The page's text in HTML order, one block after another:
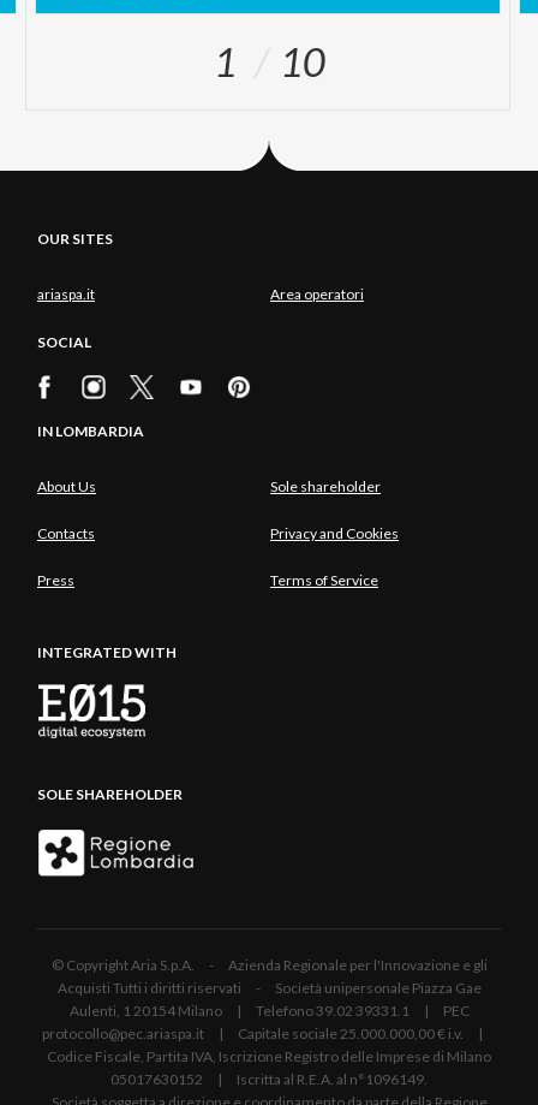
1 10
OUR SITES
ariaspa.it Area operatori
SOCIAL
IN LOMBARDIA
About Us Sole shareholder
Contacts Privacy and Cookies
Press Terms of Service
INTEGRATED WITH
SOLE SHAREHOLDER
© Copyright Aria S.p.A. - Azienda Regionale per l'Innovazione e gli
Acquisti Tutti i diritti riservati - Società unipersonale Piazza Gae
Aulenti, 1 20154 Milano | Telefono 39.02 39331.1 | PEC
protocollo@pec.ariaspa.it | Capitale sociale 25.000.000,00 € i.v. |
Codice Fiscale, Partita IVA, Iscrizione Registro delle Imprese di Milano
05017630152 | Iscritta al R.E.A. al n°1096149.